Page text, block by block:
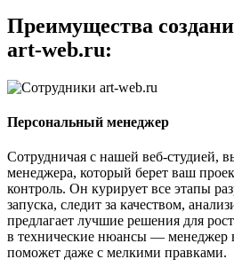
Преимущества
art-web.ru:
Персональный менеджер
Сотрудничая с нашей веб-студией,
менеджера, который берет ваш
контроль. Он курирует все этапы
запуска, следит за качеством,
предлагает лучшие решения для
в технические нюансы — менеджер
поможет даже с мелкими правками.